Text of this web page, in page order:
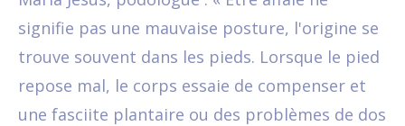
signifie pas une mauvaise posture, l'origine se
trouve souvent dans les pieds. Lorsque le pied
repose mal, le corps essaie de compenser et
une fasciite plantaire ou des problèmes de dos